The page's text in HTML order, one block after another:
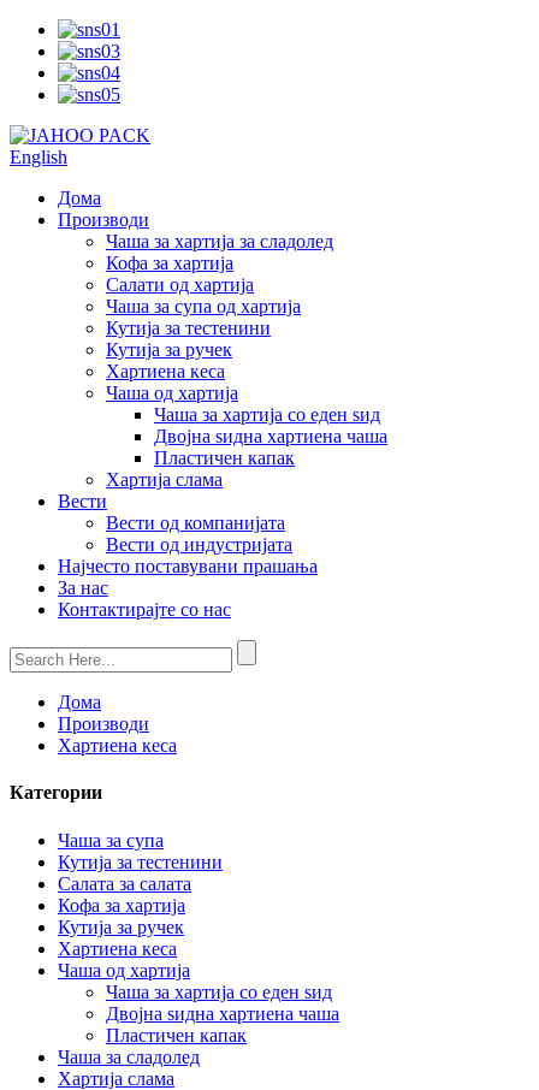
English
Дома
Производи
Чаша за хартија за сладолед
Кофа за хартија
Салати од хартија
Чаша за супа од хартија
Кутија за тестенини
Кутија за ручек
Хартиена кеса
Чаша од хартија
Чаша за хартија со еден ѕид
Двојна ѕидна хартиена чаша
Пластичен капак
Хартија слама
Вести
Вести од компанијата
Вести од индустријата
Најчесто поставувани прашања
За нас
Контактирајте со нас
Дома
Производи
Хартиена кеса
Категории
Чаша за супа
Кутија за тестенини
Салата за салата
Кофа за хартија
Кутија за ручек
Хартиена кеса
Чаша од хартија
Чаша за хартија со еден ѕид
Двојна ѕидна хартиена чаша
Пластичен капак
Чаша за сладолед
Хартија слама